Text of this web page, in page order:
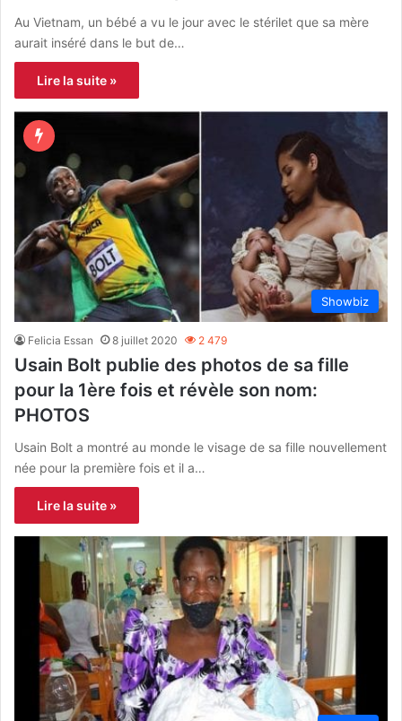
Au Vietnam, un bébé a vu le jour avec le stérilet que sa mère
aurait inséré dans le but de…
Lire la suite »
Showbiz
Felicia Essan 8 juillet 2020 2 479
Usain Bolt publie des photos de sa fille
pour la 1ère fois et révèle son nom:
PHOTOS
Usain Bolt a montré au monde le visage de sa fille nouvellement
née pour la première fois et il a…
Lire la suite »